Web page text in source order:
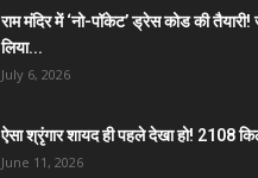
राम मंदिर में ‘नो-पॉकेट’ ड्रेस कोड की तैयारी!
लिया...
July 6, 2026
ऐसा श्रृंगार शायद ही पहले देखा हो! 2108
June 11, 2026